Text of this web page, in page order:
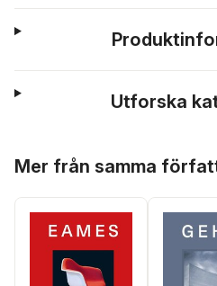
Utforska
Mer från samma